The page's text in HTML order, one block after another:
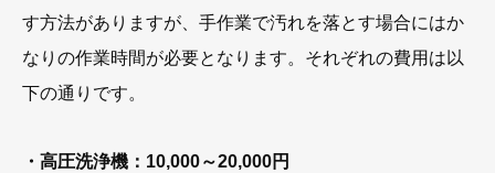
す方法がありますが、手作業で汚れを落とす場合にはか
なりの作業時間が必要となります。それぞれの費用は以
下の通りです。
・高圧洗浄機：10,000～20,000円